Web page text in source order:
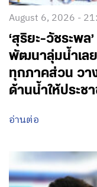
August 6, 2026 -
‘สุริยะ-วัชระพล
พัฒนาลุ่มน้ำเล
ทุกภาคส่วน วา
ด้านน้ำให้ประช
อ่านต่อ